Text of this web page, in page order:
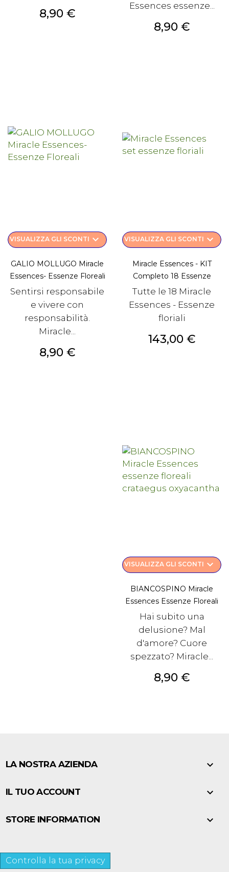
Prezzo
8,90 €
Essences essenze...
Prezzo
8,90 €
VISUALIZZA GLI SCONTI keyboard_arrow_down
GALIO MOLLUGO Miracle
Essences- Essenze Floreali
Sentirsi responsabile
e vivere con
responsabilità.
Miracle...
Prezzo
8,90 €
VISUALIZZA GLI SCONTI keyboard_arrow_down
Miracle Essences - KIT
Completo 18 Essenze
Tutte le 18 Miracle
Essences - Essenze
floriali
Prezzo
143,00 €
VISUALIZZA GLI SCONTI keyboard_arrow_down
BIANCOSPINO Miracle
Essences Essenze Floreali
Hai subito una
delusione? Mal
d'amore? Cuore
spezzato? Miracle...
Prezzo
8,90 €
LA NOSTRA AZIENDA 
IL TUO ACCOUNT 
STORE INFORMATION 
Controlla la tua privacy